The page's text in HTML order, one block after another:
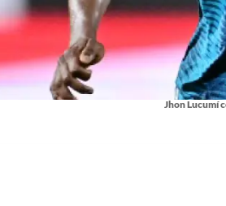
Jhon Lucumí